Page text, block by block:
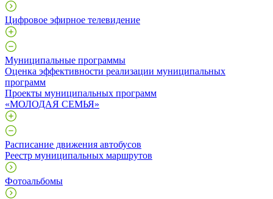
Цифровое эфирное телевидение
Муниципальные программы
Оценка эффективности реализации муниципальных
программ
Проекты муниципальных программ
«МОЛОДАЯ СЕМЬЯ»
Расписание движения автобусов
Реестр муниципальных маршрутов
Фотоальбомы